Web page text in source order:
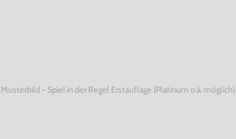
Musterbild - Spiel in der Regel Erstauflage (Platinum o.ä. möglich)